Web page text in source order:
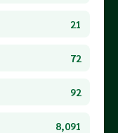
21
72
92
8,091